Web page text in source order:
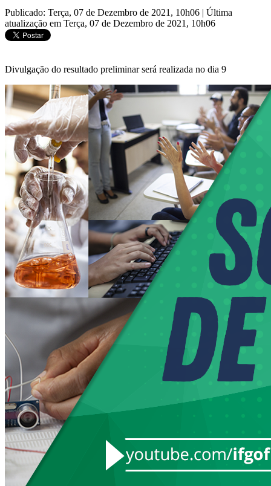
Publicado: Terça, 07 de Dezembro de 2021, 10h06 | Última
atualização em Terça, 07 de Dezembro de 2021, 10h06
Divulgação do resultado preliminar será realizada no dia 9